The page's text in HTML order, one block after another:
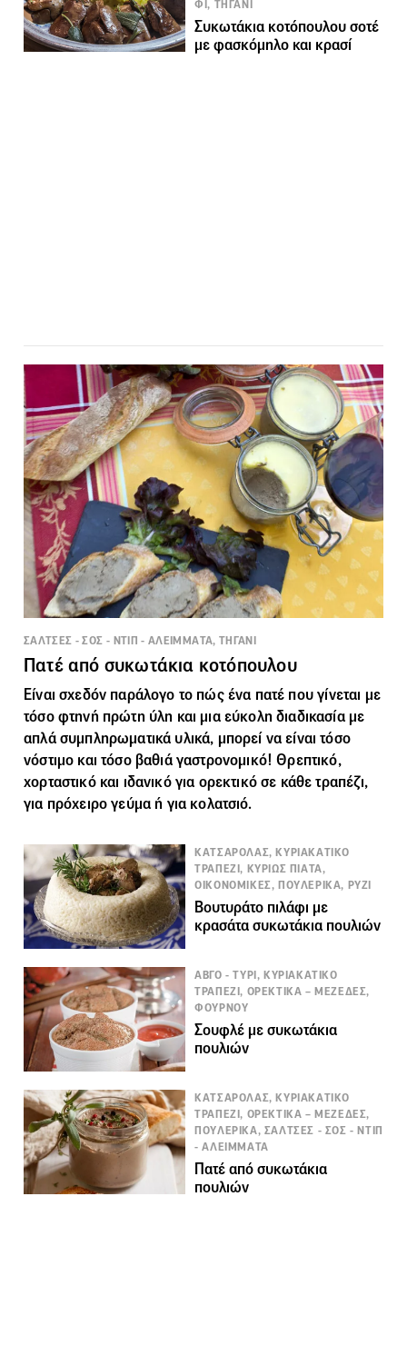
ΦΙ, ΤΗΓΑΝΙ
Συκωτάκια κοτόπουλου σοτέ
με φασκόμηλο και κρασί
ΣΑΛΤΣΕΣ - ΣΟΣ - ΝΤΙΠ - ΑΛΕΙΜΜΑΤΑ, ΤΗΓΑΝΙ
Πατέ από συκωτάκια κοτόπουλου
Είναι σχεδόν παράλογο το πώς ένα πατέ που γίνεται με
τόσο φτηνή πρώτη ύλη και μια εύκολη διαδικασία με
απλά συμπληρωματικά υλικά, μπορεί να είναι τόσο
νόστιμο και τόσο βαθιά γαστρονομικό! Θρεπτικό,
χορταστικό και ιδανικό για ορεκτικό σε κάθε τραπέζι,
για πρόχειρο γεύμα ή για κολατσιό.
ΚΑΤΣΑΡΟΛΑΣ, ΚΥΡΙΑΚΑΤΙΚΟ
ΤΡΑΠΕΖΙ, ΚΥΡΙΩΣ ΠΙΑΤΑ,
ΟΙΚΟΝΟΜΙΚΕΣ, ΠΟΥΛΕΡΙΚΑ, ΡΥΖΙ
Βουτυράτο πιλάφι με
κρασάτα συκωτάκια πουλιών
ΑΒΓΟ - ΤΥΡΙ, ΚΥΡΙΑΚΑΤΙΚΟ
ΤΡΑΠΕΖΙ, ΟΡΕΚΤΙΚΑ – ΜΕΖΕΔΕΣ,
ΦΟΥΡΝΟΥ
Σουφλέ με συκωτάκια
πουλιών
ΚΑΤΣΑΡΟΛΑΣ, ΚΥΡΙΑΚΑΤΙΚΟ
ΤΡΑΠΕΖΙ, ΟΡΕΚΤΙΚΑ – ΜΕΖΕΔΕΣ,
ΠΟΥΛΕΡΙΚΑ, ΣΑΛΤΣΕΣ - ΣΟΣ - ΝΤΙΠ
- ΑΛΕΙΜΜΑΤΑ
Πατέ από συκωτάκια
πουλιών